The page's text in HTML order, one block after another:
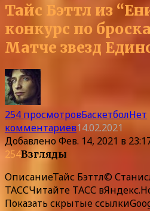
Тайс Бэттл из
конкурс по
Матче звезд
254 просмотровБаскетболНет
комментариев14.02.2021
ДобавленоФев. 14, 2021 в
254Взгляды
ОписаниеТайс Бэттл©
ТАССЧитайте ТАСС в
Показать скрытые ссылки